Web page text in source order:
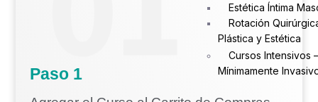
Estética Íntima
Rotación
Plástica y Estética
Cursos Intensivos –
Mínimamente
Paso 1